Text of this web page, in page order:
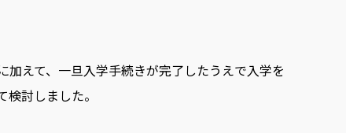
えて、一旦入学手続きが完了したうえで入学を
討しました。